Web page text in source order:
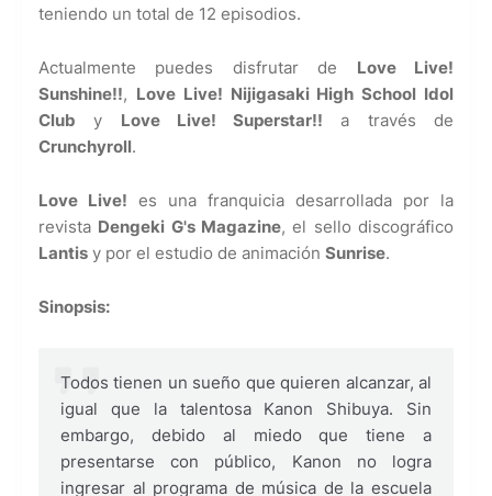
teniendo un total de 12 episodios.
Actualmente puedes disfrutar de Love Live!
Sunshine!!, Love Live! Nijigasaki High School Idol
Club y Love Live! Superstar!! a través de
Crunchyroll.
Love Live! es una franquicia desarrollada por la
revista Dengeki G's Magazine, el sello discográfico
Lantis y por el estudio de animación Sunrise.
Sinopsis:
Todos tienen un sueño que quieren alcanzar, al
igual que la talentosa Kanon Shibuya. Sin
embargo, debido al miedo que tiene a
presentarse con público, Kanon no logra
ingresar al programa de música de la escuela